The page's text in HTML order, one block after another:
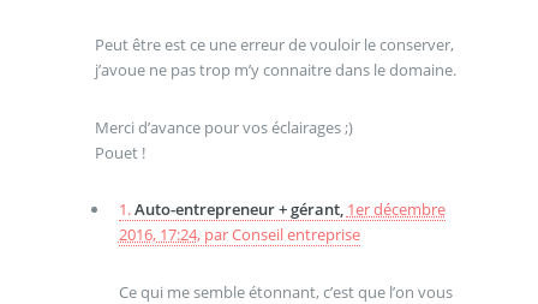
Peut être est ce une erreur de vouloir le conserver,
j’avoue ne pas trop m’y connaitre dans le domaine.
Merci d’avance pour vos éclairages ;)
Pouet !
1.Auto-entrepreneur + gérant, 1er décembre
2016, 17:24, parConseil entreprise
Ce qui me semble étonnant, c’est que l’on vous